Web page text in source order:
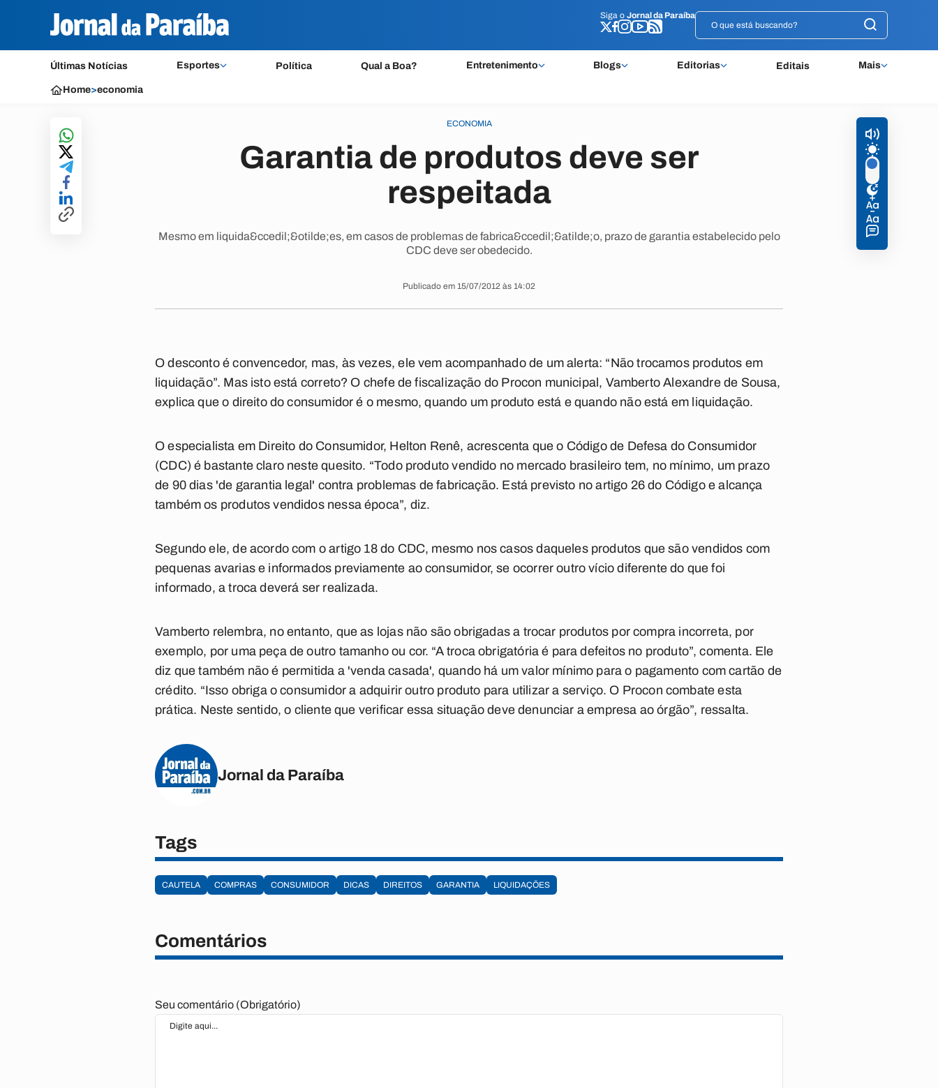
Siga o Jornal da Paraíba
Últimas Notícias Esportes Política Qual a Boa? Entretenimento Blogs Editorias Editais Mais
Siga o Jornal da Paraíba
Home>economia
ECONOMIA
Garantia de produtos deve ser
respeitada
Mesmo em liquida&ccedil;&otilde;es, em casos de problemas de fabrica&ccedil;&atilde;o, prazo de garantia estabelecido pelo
CDC deve ser obedecido.
Publicado em 15/07/2012 às 14:02
O desconto é convencedor, mas, às vezes, ele vem acompanhado de um alerta: “Não trocamos produtos em
liquidação”. Mas isto está correto? O chefe de fiscalização do Procon municipal, Vamberto Alexandre de Sousa,
explica que o direito do consumidor é o mesmo, quando um produto está e quando não está em liquidação.
O especialista em Direito do Consumidor, Helton Renê, acrescenta que o Código de Defesa do Consumidor
(CDC) é bastante claro neste quesito. “Todo produto vendido no mercado brasileiro tem, no mínimo, um prazo
de 90 dias 'de garantia legal' contra problemas de fabricação. Está previsto no artigo 26 do Código e alcança
também os produtos vendidos nessa época”, diz.
Segundo ele, de acordo com o artigo 18 do CDC, mesmo nos casos daqueles produtos que são vendidos com
pequenas avarias e informados previamente ao consumidor, se ocorrer outro vício diferente do que foi
informado, a troca deverá ser realizada.
Vamberto relembra, no entanto, que as lojas não são obrigadas a trocar produtos por compra incorreta, por
exemplo, por uma peça de outro tamanho ou cor. “A troca obrigatória é para defeitos no produto”, comenta. Ele
diz que também não é permitida a 'venda casada', quando há um valor mínimo para o pagamento com cartão de
crédito. “Isso obriga o consumidor a adquirir outro produto para utilizar a serviço. O Procon combate esta
prática. Neste sentido, o cliente que verificar essa situação deve denunciar a empresa ao órgão”, ressalta.
Jornal da Paraíba
Tags
CAUTELA COMPRAS CONSUMIDOR DICAS DIREITOS GARANTIA LIQUIDAÇÕES
Comentários
Seu comentário (Obrigatório)